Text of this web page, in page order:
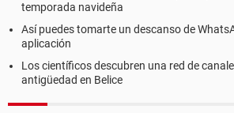
temporada navideña
Así puedes tomarte un descanso de
aplicación
Los científicos descubren una red de
antigüedad en Belice